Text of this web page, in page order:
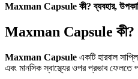
Maxman Capsule কী? ব্যবহার,
Maxman Capsule কী?
Maxman Capsule একটি হারবাল
এবং মানসিক স্বাস্থ্যের ওপর প্রভাব ফেলতে